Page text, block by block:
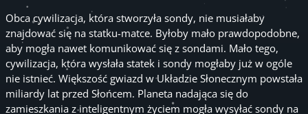
Obca cywilizacja, która stworzyła sondy, nie musiałaby
znajdować się na statku-matce. Byłoby mało prawdopodobne,
aby mogła nawet komunikować się z sondami. Mało tego,
cywilizacja, która wysłała statek i sondy mogłaby już w ogóle
nie istnieć. Większość gwiazd w Układzie Słonecznym powstała
miliardy lat przed Słońcem. Planeta nadająca się do
zamieszkania z inteligentnym życiem mogła wysyłać sondy na